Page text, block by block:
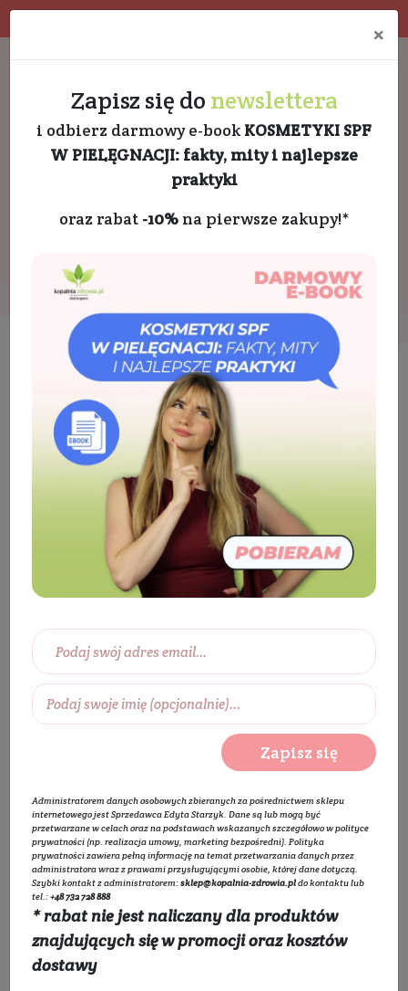
Kosmetyki Twarz
Pielęgnacja brwi i rzęs
Ampułka PRO z
witaminą C 15%
BESTSELLER
Ampułka PRO z witaminą
×
Zapisz się do newslettera
i odbierz darmowy e-book KOSMETYKI SPF
W PIELĘGNACJI: fakty, mity i najlepsze
praktyki
oraz rabat -10%na pierwsze zakupy!*
Zapisz się
Administratorem danych osobowych zbieranych za pośrednictwem sklepu
internetowego jest Sprzedawca Edyta Starzyk. Dane są lub mogą być
przetwarzane w celach oraz na podstawach wskazanych szczegółowo wpolityce
prywatności (np. realizacja umowy, marketing bezpośredni). Polityka
prywatnościzawiera pełną informację na temat przetwarzania danych przez
administratora wraz z prawami przysługującymi osobie, której dane dotyczą.
Szybki kontakt z administratorem:sklep@kopalnia-zdrowia.pldo kontaktu lub
tel.:+48 732 728 888
* rabat nie jest naliczany dla produktów
znajdujących się w promocji oraz kosztów
dostawy